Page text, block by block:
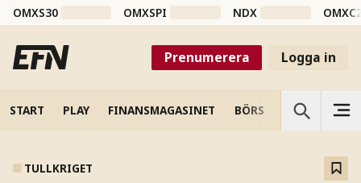
OMXS30 OMXSPI NDX
Prenumerera Logga in
START PLAY FINANSMAGASINET BÖRS VETENSKAP
TULLKRIGET